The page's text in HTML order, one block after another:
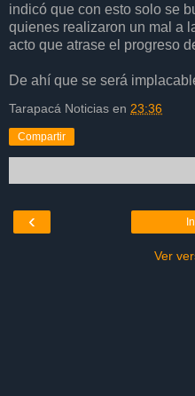
indicó que con esto solo se
quienes realizaron un mal a
acto que atrase el progreso
De ahí que se será
Tarapacá Noticias en 23:36
Compartir
‹
Ver